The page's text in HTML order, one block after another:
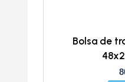
Bolsa de